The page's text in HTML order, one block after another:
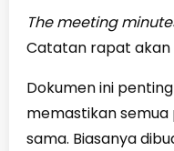
The meeting
Catatan rapat akan
Dokumen ini
memastikan
sama. Biasanya